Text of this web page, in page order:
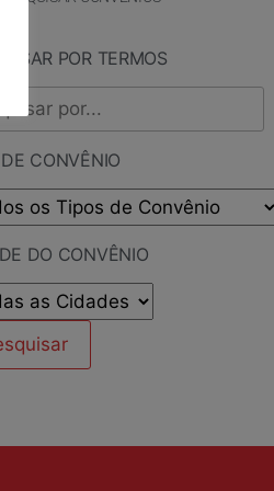
POR TERMOS
CONVÊNIO
DO CONVÊNIO